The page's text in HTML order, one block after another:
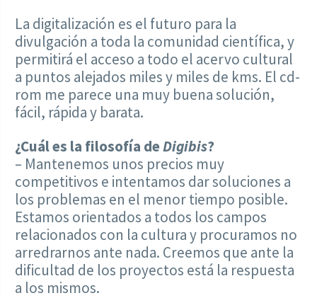
La digitalización es el futuro para la
divulgación a toda la comunidad científica, y
permitirá el acceso a todo el acervo cultural
a puntos alejados miles y miles de kms. El cd-
rom me parece una muy buena solución,
fácil, rápida y barata.
¿Cuál es la filosofía deDigibis?
– Mantenemos unos precios muy
competitivos e intentamos dar soluciones a
los problemas en el menor tiempo posible.
Estamos orientados a todos los campos
relacionados con la cultura y procuramos no
arredrarnos ante nada. Creemos que ante la
dificultad de los proyectos está la respuesta
a los mismos.